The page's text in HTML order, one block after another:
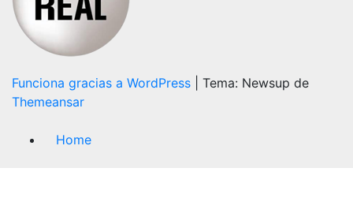
Funciona gracias a WordPress
Tema: Newsup de
Themeansar
Home